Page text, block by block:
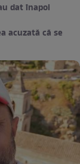
dat înapoi
acuzată că se